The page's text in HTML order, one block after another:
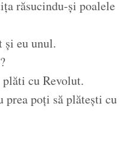
răsucindu-și poalele
și eu unul.
plăti cu Revolut.
prea poți să plătești cu